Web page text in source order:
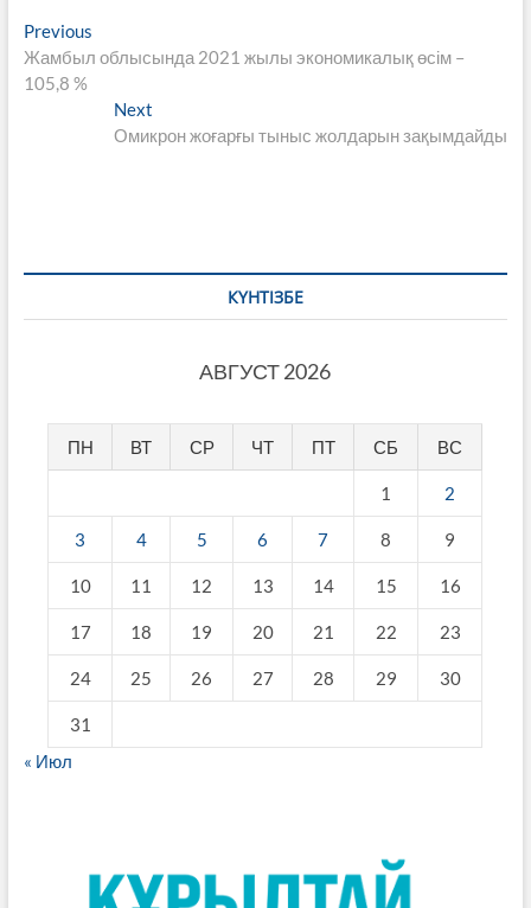
Навигация
по
записям
PreviousPrevious
post:
Жамбыл облысында 2021 жылы экономикалық өсім –
105,8 %
Next
post:
Омикрон жоғарғы тыныс жолдарын зақымдайды
КҮНТІЗБЕ
АВГУСТ 2026
ПН ВТ СР ЧТ ПТ СБ ВС
1 2
3 4 5 6 7 8 9
10 11 12 13 14 15 16
17 18 19 20 21 22 23
24 25 26 27 28 29 30
31
« Июл